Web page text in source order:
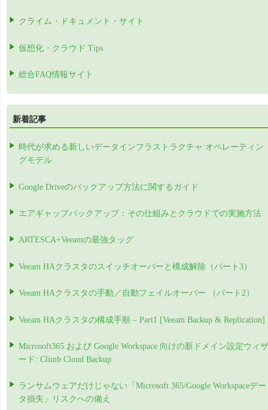
クライム・ドキュメント・サイト
仮想化・クラウド Tips
総合FAQ情報サイト
新着記事
時代が求める新しいデータインフラストラクチャ オペレーティン
グモデル
Google Driveのバックアップ方法に関するガイド
エアギャップバックアップ：その仕組みとクラウドでの実施方法
ARTESCA+Veeamの最強タッグ
Veeam HAクラスタのスイッチオーバーと構成解除（パート3）
Veeam HAクラスタの手動／自動フェイルオーバー （パート2）
Veeam HAクラスタの構成手順 – Part1 [Veeam Backup & Replication]
Microsoft365 および Google Workspace 向けの新ドメイン設定ウィザ
ード: Climb Cloud Backup
ランサムウェアだけじゃない「Microsoft 365/Google Workspaceデー
タ損失」リスクへの備え